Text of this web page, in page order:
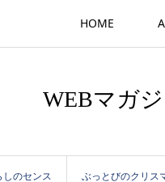
HOME
WEBマガ
しのセンス ぶっとびのクリス